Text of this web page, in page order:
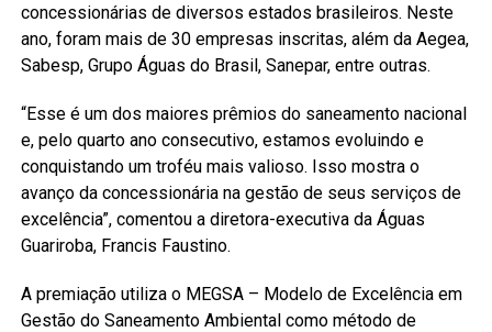
concessionárias de diversos estados brasileiros. Neste
ano, foram mais de 30 empresas inscritas, além da Aegea,
Sabesp, Grupo Águas do Brasil, Sanepar, entre outras.
“Esse é um dos maiores prêmios do saneamento nacional
e, pelo quarto ano consecutivo, estamos evoluindo e
conquistando um troféu mais valioso. Isso mostra o
avanço da concessionária na gestão de seus serviços de
excelência”, comentou a diretora-executiva da Águas
Guariroba, Francis Faustino.
A premiação utiliza o MEGSA – Modelo de Excelência em
Gestão do Saneamento Ambiental como método de